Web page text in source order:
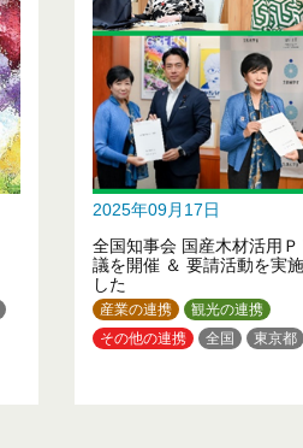
2025年09月17日
全国知事会 国産木材活用Ｐ
議を開催 ＆ 要請活動を実
した
産業の連携
観光の連携
その他の連携
全国 東京都